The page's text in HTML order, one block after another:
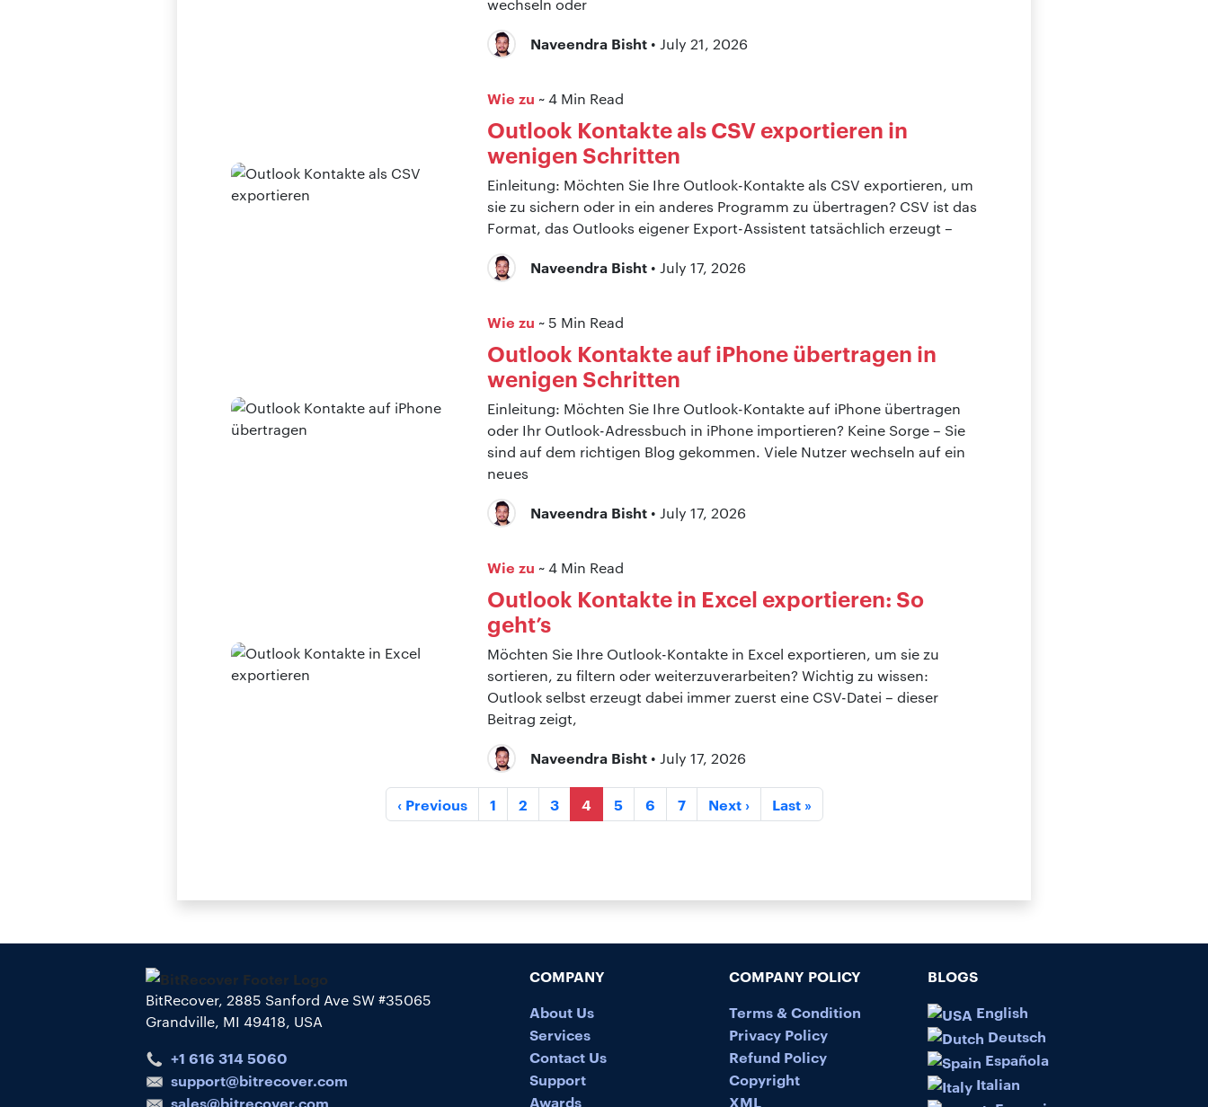
wechseln oder
Naveendra Bisht• July 21, 2026
Wie zu ~ 4 Min Read
Outlook Kontakte als CSV exportieren in
wenigen Schritten
Einleitung: Möchten Sie Ihre Outlook-Kontakte als CSV exportieren, um
sie zu sichern oder in ein anderes Programm zu übertragen? CSV ist das
Format, das Outlooks eigener Export-Assistent tatsächlich erzeugt –
Naveendra Bisht• July 17, 2026
Wie zu ~ 5 Min Read
Outlook Kontakte auf iPhone übertragen in
wenigen Schritten
Einleitung: Möchten Sie Ihre Outlook-Kontakte auf iPhone übertragen
oder Ihr Outlook-Adressbuch in iPhone importieren? Keine Sorge – Sie
sind auf dem richtigen Blog gekommen. Viele Nutzer wechseln auf ein
neues
Naveendra Bisht• July 17, 2026
Wie zu ~ 4 Min Read
Outlook Kontakte in Excel exportieren: So
geht’s
Möchten Sie Ihre Outlook-Kontakte in Excel exportieren, um sie zu
sortieren, zu filtern oder weiterzuverarbeiten? Wichtig zu wissen:
Outlook selbst erzeugt dabei immer zuerst eine CSV-Datei – dieser
Beitrag zeigt,
Naveendra Bisht• July 17, 2026
‹ Previous 1 2 3 4 5 6 7 Next › Last »
BitRecover, 2885 Sanford Ave SW #35065
Grandville, MI 49418, USA
+1 616 314 5060
support@bitrecover.com
sales@bitrecover.com
COMPANY
About Us
Services
Contact Us
Support
Awards
COMPANY POLICY
Terms & Condition
Privacy Policy
Refund Policy
Copyright
XML
BLOGS
English
Deutsch
Española
Italian